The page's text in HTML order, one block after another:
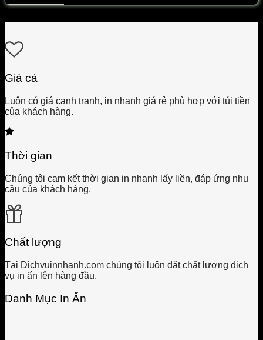
Giá cả
Luôn có giá cạnh tranh, in nhanh giá rẻ phù hợp với túi tiền
của khách hàng.
Thời gian
Chúng tôi cam kết thời gian in nhanh lấy liền, đáp ứng nhu
cầu của khách hàng.
Chất lượng
Tại Dichvuinnhanh.com chúng tôi luôn đặt chất lượng dịch
vụ in ấn lên hàng đầu.
Danh Mục In Ấn